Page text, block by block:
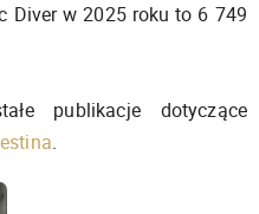
Diver w 2025 roku to 6 749
publikacje dotyczące
.